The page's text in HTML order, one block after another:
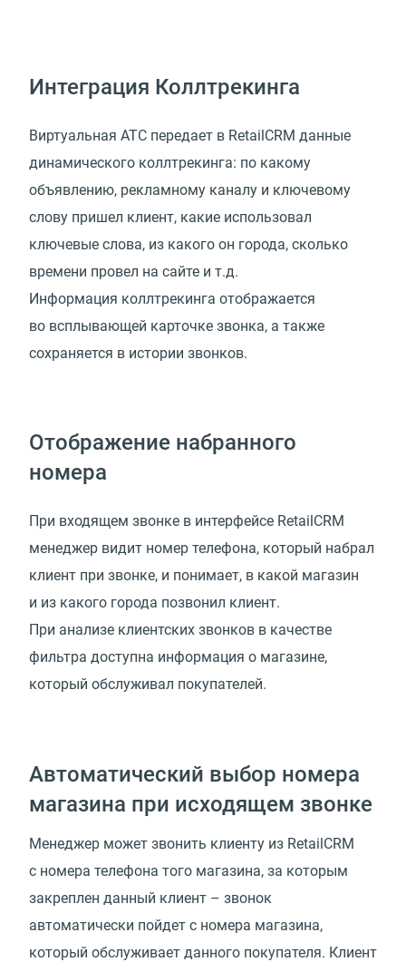
Интеграция Коллтрекинга
Виртуальная АТС передает в RetailCRM данные
динамического коллтрекинга: по какому
объявлению, рекламному каналу и ключевому
слову пришел клиент, какие использовал
ключевые слова, из какого он города, сколько
времени провел на сайте и т.д.
Информация коллтрекинга отображается
во всплывающей карточке звонка, а также
сохраняется в истории звонков.
Отображение набранного
номера
При входящем звонке в интерфейсе RetailCRM
менеджер видит номер телефона, который набрал
клиент при звонке, и понимает, в какой магазин
и из какого города позвонил клиент.
При анализе клиентских звонков в качестве
фильтра доступна информация о магазине,
который обслуживал покупателей.
Автоматический выбор номера
магазина при исходящем звонке
Менеджер может звонить клиенту из RetailCRM
с номера телефона того магазина, за которым
закреплен данный клиент – звонок
автоматически пойдет с номера магазина,
который обслуживает данного покупателя. Клиент